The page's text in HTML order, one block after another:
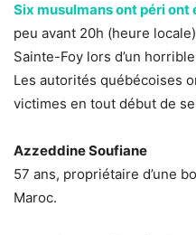
Six musulmans ont péri ont
peu avant 20h (heure
Sainte-Foy lors d’un
Les autorités québécoises
victimes en tout début de
Azzeddine Soufiane
57 ans, propriétaire d’une
Maroc.